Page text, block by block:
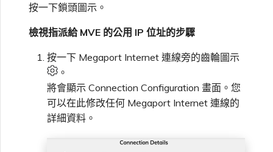
按一下鎖頭圖示。
檢視指派給 MVE 的公用 IP 位址的步驟
按一下 Megaport Internet 連線旁的齒輪圖示
。
將會顯示 Connection Configuration 畫面。您
可以在此修改任何 Megaport Internet 連線的
詳細資料。